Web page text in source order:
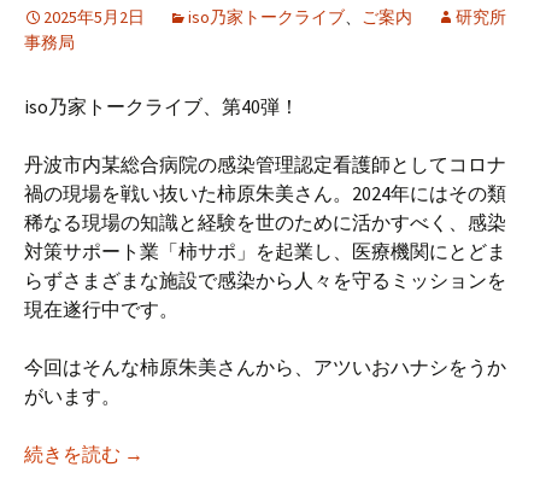
2025年5月2日 iso乃家トークライブ、 ご案内
研究所
事務局
iso乃家トークライブ、第40弾！
丹波市内某総合病院の感染管理認定看護師としてコロナ
禍の現場を戦い抜いた柿原朱美さん。2024年にはその類
稀なる現場の知識と経験を世のために活かすべく、感染
対策サポート業「柿サポ」を起業し、医療機関にとどま
らずさまざまな施設で感染から人々を守るミッションを
現在遂行中です。
今回はそんな柿原朱美さんから、アツいおハナシをうか
がいます。
続きを読む 【iso乃家トークライブVol.40】「感染管理認
→